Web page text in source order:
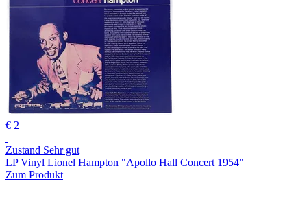
€ 2
Zustand Sehr gut
LP Vinyl Lionel Hampton "Apollo Hall Concert 1954"
Zum Produkt